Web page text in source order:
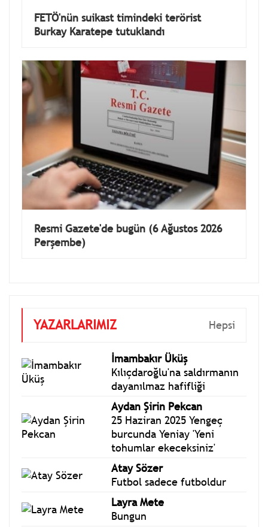
FETÖ'nün suikast timindeki terörist
Burkay Karatepe tutuklandı
Resmi Gazete'de bugün (6 Ağustos 2026
Perşembe)
YAZARLARIMIZ Hepsi
İmambakır Üküş
Kılıçdaroğlu'na saldırmanın
dayanılmaz hafifliği
Aydan Şirin Pekcan
25 Haziran 2025 Yengeç
burcunda Yeniay 'Yeni
tohumlar ekeceksiniz'
Atay Sözer
Futbol sadece futboldur
Layra Mete
Bungun